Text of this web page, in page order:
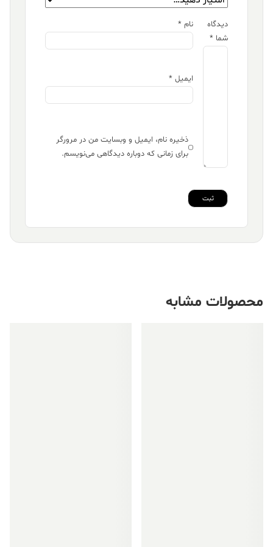
دیدگاه
شما *
نام *
ایمیل *
ذخیره نام، ایمیل و وبسایت من در مرورگر
برای زمانی که دوباره دیدگاهی می‌نویسم.
محصولات مشابه